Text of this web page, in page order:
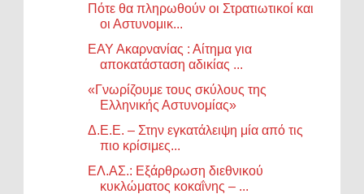
Πότε θα πληρωθούν οι Στρατιωτικοί και
οι Αστυνομικ...
ΕΑΥ Ακαρνανίας : Αίτημα για
αποκατάσταση αδικίας ...
«Γνωρίζουμε τους σκύλους της
Ελληνικής Αστυνομίας»
Δ.Ε.Ε. – Στην εγκατάλειψη μία από τις
πιο κρίσιμες...
ΕΛ.ΑΣ.: Εξάρθρωση διεθνικού
κυκλώματος κοκαΐνης – ...